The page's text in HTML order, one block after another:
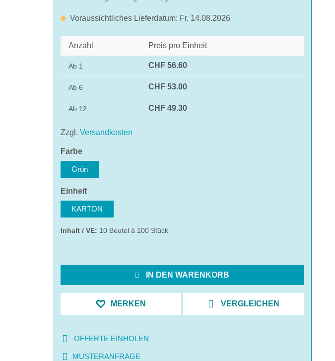
Voraussichtliches Lieferdatum: Fr, 14.08.2026
Anzahl Preis pro Einheit
Ab 1 CHF 56.60
Ab 6 CHF 53.00
Ab 12 CHF 49.30
Zzgl. Versandkosten
Farbeauswählen
Grün
Einheitauswählen
KARTON
Inhalt / VE: 10 Beutel à 100 Stück
IN DEN WARENKORB
MERKEN VERGLEICHEN
OFFERTE EINHOLEN
MUSTERANFRAGE